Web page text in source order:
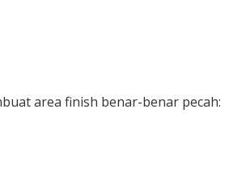
area finish benar-benar pecah: